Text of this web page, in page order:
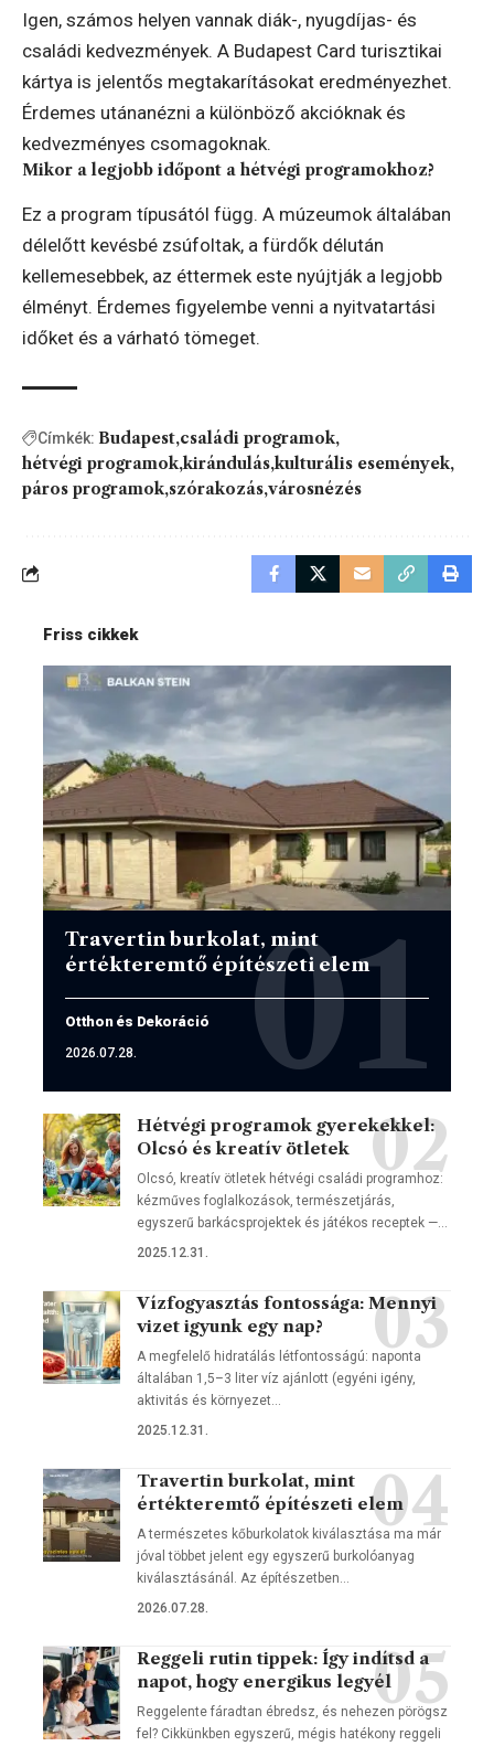
Igen, számos helyen vannak diák-, nyugdíjas- és
családi kedvezmények. A Budapest Card turisztikai
kártya is jelentős megtakarításokat eredményezhet.
Érdemes utánanézni a különböző akcióknak és
kedvezményes csomagoknak.
Mikor a legjobb időpont a hétvégi programokhoz?
Ez a program típusától függ. A múzeumok általában
délelőtt kevésbé zsúfoltak, a fürdők délután
kellemesebbek, az éttermek este nyújtják a legjobb
élményt. Érdemes figyelembe venni a nyitvatartási
időket és a várható tömeget.
Címkék: Budapest családi programok
hétvégi programok kirándulás kulturális események
páros programok szórakozás városnézés
Friss cikkek
Travertin burkolat, mint
értékteremtő építészeti elem
Otthon és Dekoráció
2026.07.28.
Hétvégi programok gyerekekkel:
Olcsó és kreatív ötletek
Olcsó, kreatív ötletek hétvégi családi programhoz:
kézműves foglalkozások, természetjárás,
egyszerű barkácsprojektek és játékos receptek —…
2025.12.31.
Vízfogyasztás fontossága: Mennyi
vizet igyunk egy nap?
A megfelelő hidratálás létfontosságú: naponta
általában 1,5–3 liter víz ajánlott (egyéni igény,
aktivitás és környezet…
2025.12.31.
Travertin burkolat, mint
értékteremtő építészeti elem
A természetes kőburkolatok kiválasztása ma már
jóval többet jelent egy egyszerű burkolóanyag
kiválasztásánál. Az építészetben…
2026.07.28.
Reggeli rutin tippek: Így indítsd a
napot, hogy energikus legyél
Reggelente fáradtan ébredsz, és nehezen pörögsz
fel? Cikkünkben egyszerű, mégis hatékony reggeli